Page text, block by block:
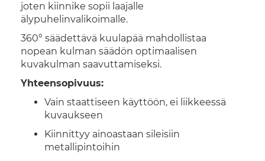
joten kiinnike sopii laajalle
älypuhelinvalikoimalle.
360° säädettävä kuulapää mahdollistaa
nopean kulman säädön optimaalisen
kuvakulman saavuttamiseksi.
Yhteensopivuus:
Vain staattiseen käyttöön, ei liikkeessä
kuvaukseen
Kiinnittyy ainoastaan sileisiin
metallipintoihin